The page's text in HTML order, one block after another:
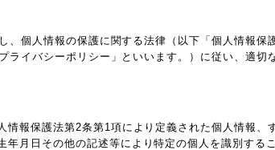
個人情報の保護に関する法律（以下「個人情報保
ライバシーポリシー」といいます。）に従い、適切
報保護法第2条第1項により定義された個人情報、
年月日その他の記述等により特定の個人を識別する